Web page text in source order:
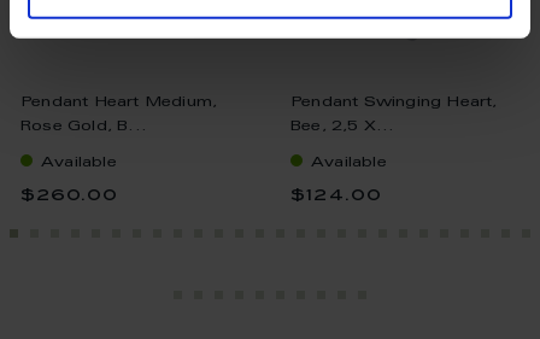
Pendant Heart Medium,
Rose Gold, B...
Available
$260.00
Pendant Swinging Heart,
Bee, 2,5 X...
Available
$124.00